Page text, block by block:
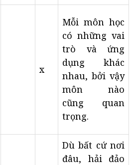
x
Mỗi môn học
có những vai
trò và ứng
dụng khác
nhau, bởi vậy
môn nào
cũng quan
trọng.
Dù bất cứ nơi
đâu, hải đảo